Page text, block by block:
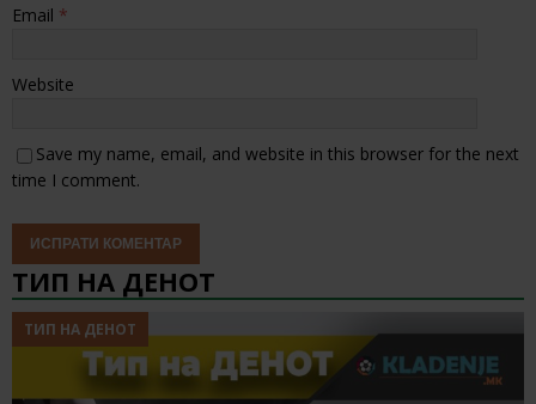
Email *
Website
Save my name, email, and website in this browser for the next
time I comment.
ТИП НА ДЕНОТ
ТИП НА ДЕНОТ